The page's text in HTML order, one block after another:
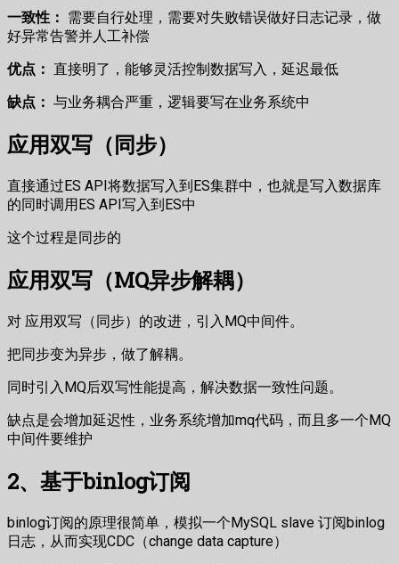
一致性： 需要自行处理，需要对失败错误做好日志记录，做
好异常告警并人工补偿
优点： 直接明了，能够灵活控制数据写入，延迟最低
缺点： 与业务耦合严重，逻辑要写在业务系统中
应用双写（同步）
直接通过ES API将数据写入到ES集群中，也就是写入数据库
的同时调用ES API写入到ES中
这个过程是同步的
应用双写（MQ异步解耦）
对 应用双写（同步）的改进，引入MQ中间件。
把同步变为异步，做了解耦。
同时引入MQ后双写性能提高，解决数据一致性问题。
缺点是会增加延迟性，业务系统增加mq代码，而且多一个MQ
中间件要维护
2、基于binlog订阅
binlog订阅的原理很简单，模拟一个MySQL slave 订阅binlog
日志，从而实现CDC（change data capture）